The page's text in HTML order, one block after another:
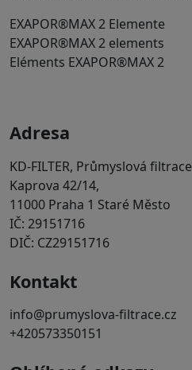
EXAPOR®MAX 2 Elemente
EXAPOR®MAX 2 elements
Eléments EXAPOR®MAX 2
Adresa
KD-FILTER, Průmyslová
Kaprova 42/14,
11000 Praha 1 Staré Město
IČ: 29151716
DIČ: CZ29151716
Kontakt
info@prumyslova-filtrace.cz
+420573350151